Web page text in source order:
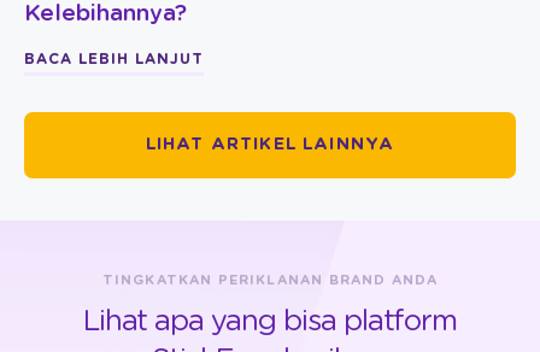
Kelebihannya?
BACA LEBIH LANJUT
LIHAT ARTIKEL LAINNYA
TINGKATKAN PERIKLANAN BRAND ANDA
Lihat apa yang bisa platform